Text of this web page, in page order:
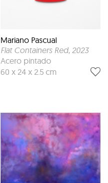
Mariano Pascual
Flat Containers Red, 2023
Acero pintado
60 x 24 x 2.5 cm